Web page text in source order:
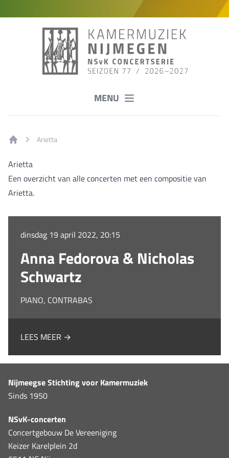
MENU
Arietta
Arietta
Een overzicht van alle concerten met een compositie van
Arietta.
dinsdag 19 april 2022, 20:15
Anna Fedorova & Nicholas
Schwartz
PIANO, CONTRABAS
LEES MEER →
Nijmeegse Stichting voor Kamermuziek
Sinds 1950
NSvK-concerten
Concertgebouw De Vereeniging
Keizer Karelplein 2d